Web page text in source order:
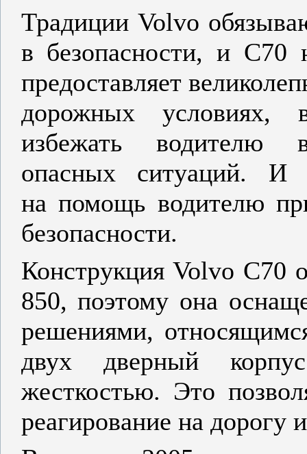
Традиции Volvo
в безопасности, и С70
предоставляет
дорожных условиях,
избежать водителю
опасных ситуаций. И
на помощь водителю
безопасности.
Конструкция Volvo C70
850, поэтому она
решениями,
двух дверный
жесткостью. Это
реагирование на дорогу